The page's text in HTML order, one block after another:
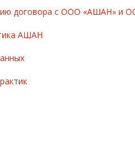
договора с ООО «АШАН» и
АШАН